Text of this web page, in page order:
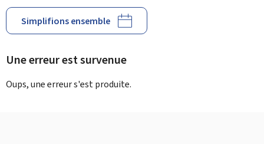
Simplifions ensemble
Une erreur est survenue
Oups, une erreur s'est produite.